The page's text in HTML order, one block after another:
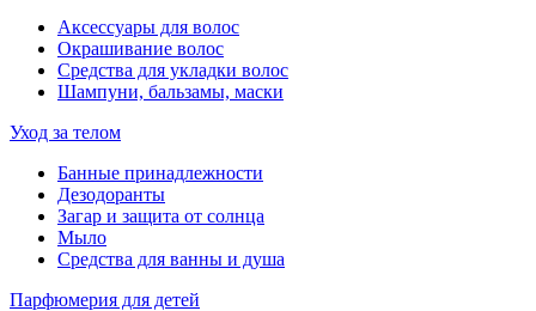
Аксессуары для волос
Окрашивание волос
Средства для укладки волос
Шампуни, бальзамы, маски
Уход за телом
Банные принадлежности
Дезодоранты
Загар и защита от солнца
Мыло
Средства для ванны и душа
Парфюмерия для детей